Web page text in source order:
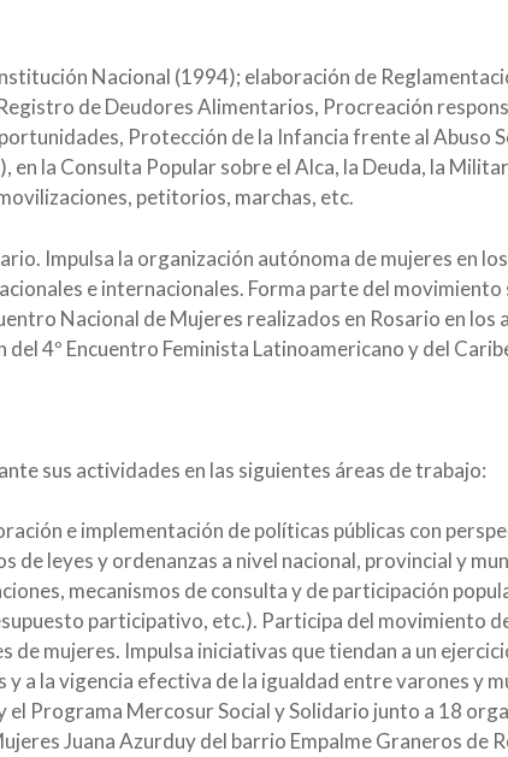
Nacional (1994); elaboración de
de Deudores Alimentarios, Procreación
Protección de la Infancia frente al Abuso
en la Consulta Popular sobre el Alca, la Deuda, la
petitorios, marchas, etc.
Impulsa la organización autónoma de mujeres en
e internacionales. Forma parte del
Nacional de Mujeres realizados en Rosario en los
4º Encuentro Feminista Latinoamericano y del
sus actividades en las siguientes áreas de trabajo:
e implementación de políticas públicas con
leyes y ordenanzas a nivel nacional, provincial y
mecanismos de consulta y de participación
participativo, etc.). Participa del movimiento
mujeres. Impulsa iniciativas que tiendan a un
a la vigencia efectiva de la igualdad entre varones y
Programa Mercosur Social y Solidario junto a 18
Juana Azurduy del barrio Empalme Graneros de